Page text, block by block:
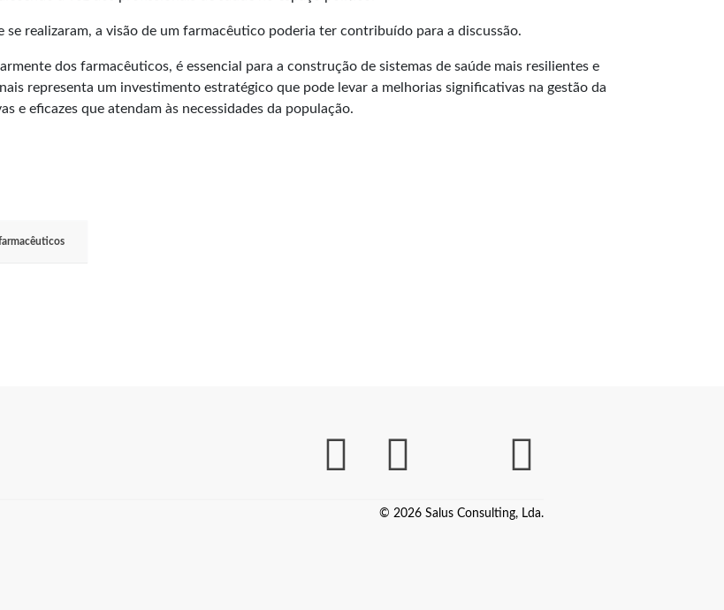
realizaram, a visão de um farmacêutico poderia ter contribuído para a discussão.
dos farmacêuticos, é essencial para a construção de sistemas de saúde mais resilientes e
representa um investimento estratégico que pode levar a melhorias significativas na gestão da
e eficazes que atendam às necessidades da população.
© 2026 Salus Consulting, Lda.